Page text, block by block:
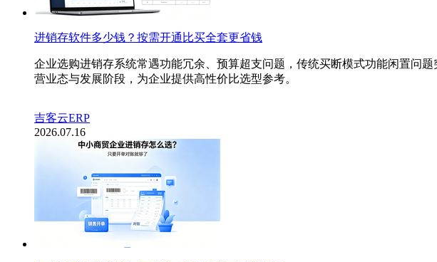
进销存软件多少钱？按需开通比买全套更省钱
企业选购进销存系统常遇功能冗余、预算超支问题，传统买断模式功能闲置问
营业态与发展阶段，为企业提供高性价比选型参考。
吉客云ERP
2026.07.16